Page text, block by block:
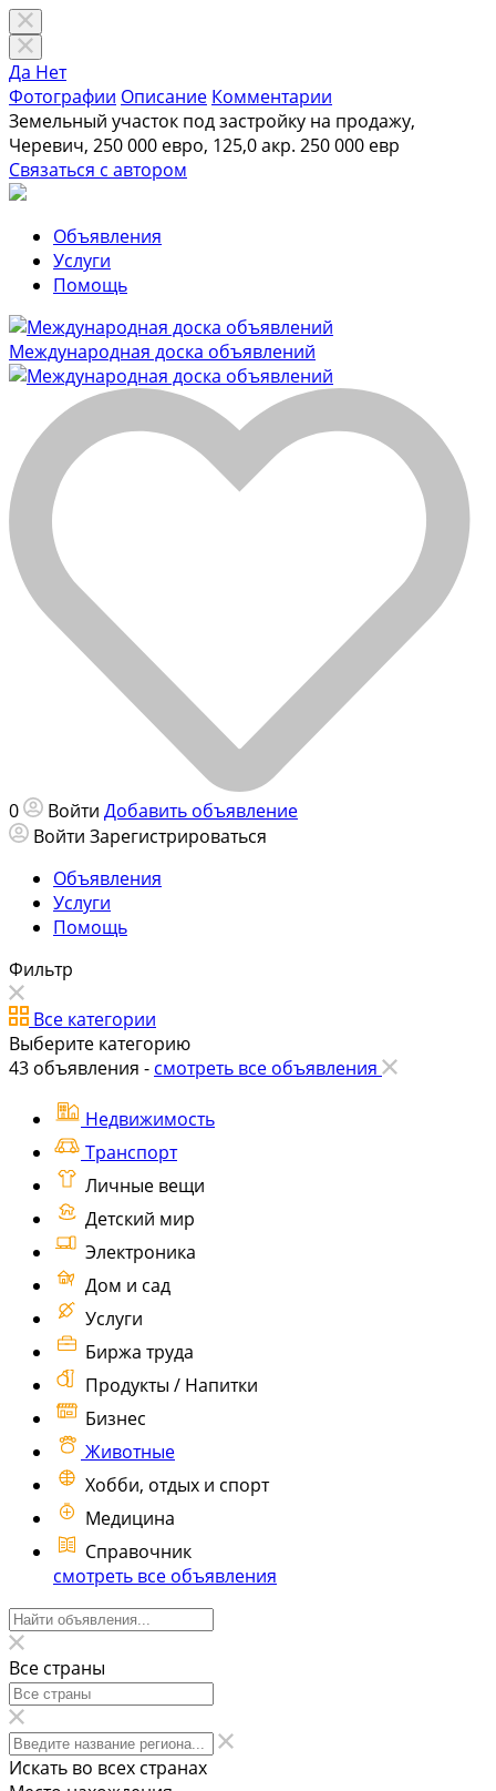
Да Нет
Фотографии Описание Комментарии
Земельный участок под застройку на продажу,
Черевич, 250 000 евро, 125,0 акр. 250 000 евр
Связаться с автором
Объявления
Услуги
Помощь
Международная доска объявлений
0 Войти Добавить объявление
Войти Зарегистрироваться
Объявления
Услуги
Помощь
Фильтр
Все категории
Выберите категорию
43 объявления - смотреть все объявления
Недвижимость
Транспорт
Личные вещи
Детский мир
Электроника
Дом и сад
Услуги
Биржа труда
Продукты / Напитки
Бизнес
Животные
Хобби, отдых и спорт
Медицина
Справочник
смотреть все объявления
Все страны
Искать во всех странах